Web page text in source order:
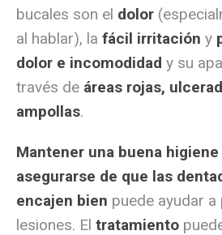
bucales son el dolor
al hablar), la fácil irritación y
dolor e incomodidad y su
través de áreas rojas,
ampollas.
Mantener una buena
asegurarse de que las
encajen bien puede ayudar
lesiones. El tratamiento